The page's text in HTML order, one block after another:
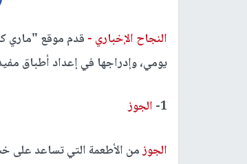
النجاح الإخباري -
يومي، وإدراجها في إعداد أطباق
1- الجوز
الجوز